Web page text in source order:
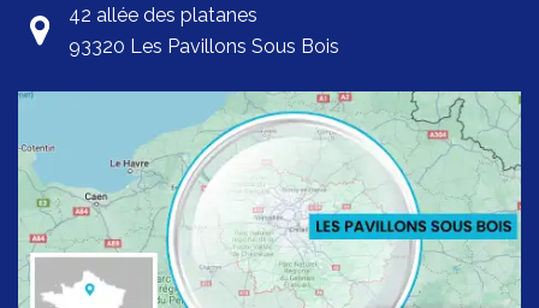
42 allée des platanes
93320 Les Pavillons Sous Bois